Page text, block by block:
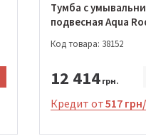
Тумба с
подвесная Aqua
(АР0002163)
Код товара: 38152
12 414 грн.
Кредит от517